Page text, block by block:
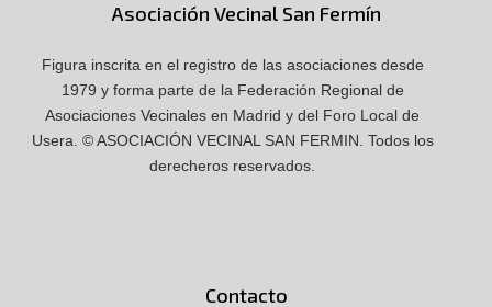
Asociación Vecinal San Fermín
Figura inscrita en el registro de las asociaciones desde
1979 y forma parte de la Federación Regional de
Asociaciones Vecinales en Madrid y del Foro Local de
Usera. © ASOCIACIÓN VECINAL SAN FERMIN. Todos los
derecheros reservados.
Contacto